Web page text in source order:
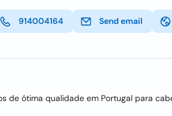
914004164 Send email
de ótima qualidade em Portugal para